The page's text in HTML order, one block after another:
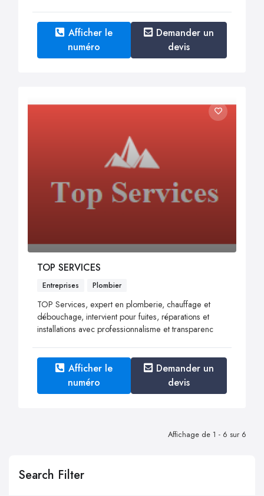
Search Filter
Afficher le
numéro
Demander un
devis
TOP SERVICES
Entreprises Plombier
TOP Services, expert en plomberie, chauffage et
débouchage, intervient pour fuites, réparations et
installations avec professionnalisme et transparenc
Afficher le
numéro
Demander un
devis
Affichage de 1 - 6 sur 6